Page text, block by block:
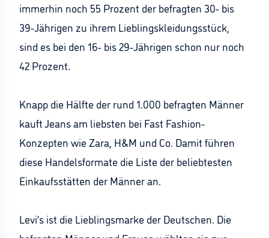
immerhin noch 55 Prozent der befragten 30- bis
39-Jährigen zu ihrem Lieblingskleidungsstück,
sind es bei den 16- bis 29-Jährigen schon nur noch
42 Prozent.
Knapp die Hälfte der rund 1.000 befragten Männer
kauft Jeans am liebsten bei Fast Fashion-
Konzepten wie Zara, H&M und Co. Damit führen
diese Handelsformate die Liste der beliebtesten
Einkaufsstätten der Männer an.
Levi’s ist die Lieblingsmarke der Deutschen. Die